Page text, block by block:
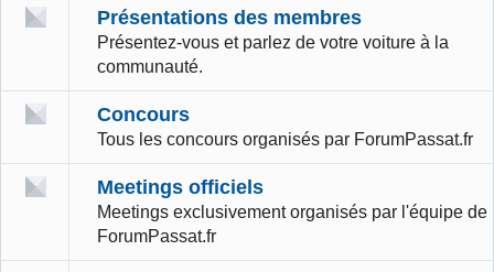
Présentations des membres
Présentez-vous et parlez de votre voiture à la
communauté.
Concours
Tous les concours organisés par ForumPassat.fr
Meetings officiels
Meetings exclusivement organisés par l'équipe de
ForumPassat.fr